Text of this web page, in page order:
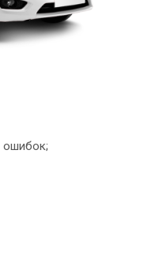
ошибок;